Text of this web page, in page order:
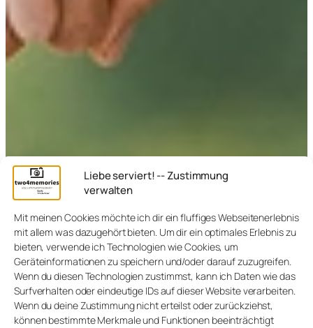
Liebe serviert! -- Zustimmung
verwalten
Mit meinen Cookies möchte ich dir ein fluffiges Webseitenerlebnis
mit allem was dazugehört bieten. Um dir ein optimales Erlebnis zu
bieten, verwende ich Technologien wie Cookies, um
Geräteinformationen zu speichern und/oder darauf zuzugreifen.
Wenn du diesen Technologien zustimmst, kann ich Daten wie das
Surfverhalten oder eindeutige IDs auf dieser Website verarbeiten.
Wenn du deine Zustimmung nicht erteilst oder zurückziehst,
können bestimmte Merkmale und Funktionen beeinträchtigt